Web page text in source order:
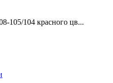
105/104 красного цв...